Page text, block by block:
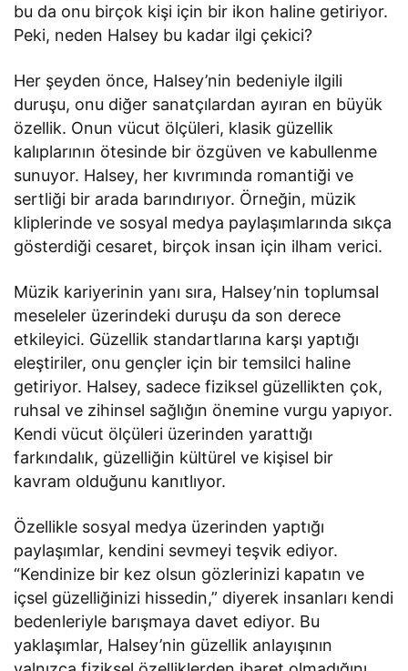
bu da onu birçok kişi için bir ikon haline getiriyor.
Peki, neden Halsey bu kadar ilgi çekici?
Her şeyden önce, Halsey’nin bedeniyle ilgili
duruşu, onu diğer sanatçılardan ayıran en büyük
özellik. Onun vücut ölçüleri, klasik güzellik
kalıplarının ötesinde bir özgüven ve kabullenme
sunuyor. Halsey, her kıvrımında romantiği ve
sertliği bir arada barındırıyor. Örneğin, müzik
kliplerinde ve sosyal medya paylaşımlarında sıkça
gösterdiği cesaret, birçok insan için ilham verici.
Müzik kariyerinin yanı sıra, Halsey’nin toplumsal
meseleler üzerindeki duruşu da son derece
etkileyici. Güzellik standartlarına karşı yaptığı
eleştiriler, onu gençler için bir temsilci haline
getiriyor. Halsey, sadece fiziksel güzellikten çok,
ruhsal ve zihinsel sağlığın önemine vurgu yapıyor.
Kendi vücut ölçüleri üzerinden yarattığı
farkındalık, güzelliğin kültürel ve kişisel bir
kavram olduğunu kanıtlıyor.
Özellikle sosyal medya üzerinden yaptığı
paylaşımlar, kendini sevmeyi teşvik ediyor.
“Kendinize bir kez olsun gözlerinizi kapatın ve
içsel güzelliğinizi hissedin,” diyerek insanları kendi
bedenleriyle barışmaya davet ediyor. Bu
yaklaşımlar, Halsey’nin güzellik anlayışının